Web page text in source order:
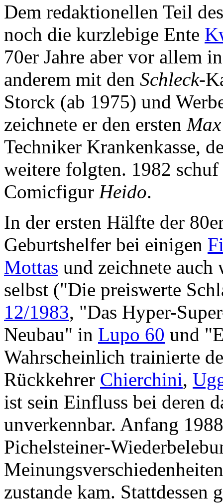
Dem redaktionellen Teil
noch die kurzlebige Ente
70er Jahre aber vor allem
anderem mit den Schleck-
Storck (ab 1975) und
zeichnete er den ersten
Techniker Krankenkasse,
weitere folgten. 1982
Comicfigur Heido.
In der ersten Hälfte der
Geburtshelfer bei einigen
Mottas und zeichnete
selbst ("Die preiswerte
12/1983, "Das Hyper-
Neubau" in Lupo 60 und
Wahrscheinlich trainierte
Rückkehrer Chierchini,
ist sein Einfluss bei deren
unverkennbar. Anfang
Pichelsteiner-
zustande kam. Stattdessen